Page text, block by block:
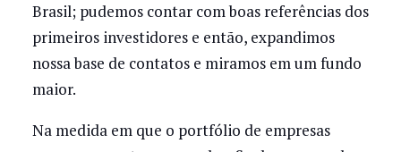
Brasil; pudemos contar com boas referências dos
primeiros investidores e então, expandimos
nossa base de contatos e miramos em um fundo
maior.
Na medida em que o portfólio de empresas